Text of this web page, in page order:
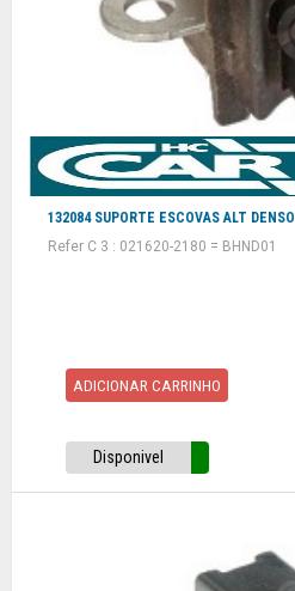
132084 SUPORTE ESCOVAS ALT DENSO
Refer C 3 : 021620-2180 = BHND01
ADICIONAR CARRINHO
Disponivel